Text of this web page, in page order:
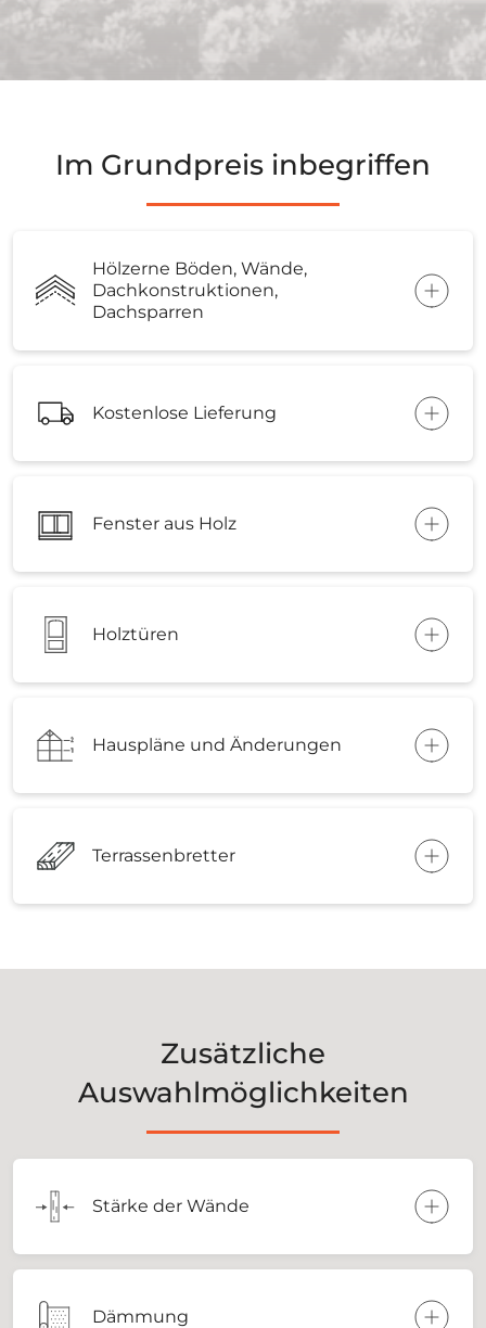
Im Grundpreis inbegriffen
Hölzerne Böden, Wände,
Dachkonstruktionen,
Dachsparren
Kostenlose Lieferung
Fenster aus Holz
Holztüren
Hauspläne und Änderungen
Terrassenbretter
Zusätzliche
Auswahlmöglichkeiten
Stärke der Wände
Dämmung